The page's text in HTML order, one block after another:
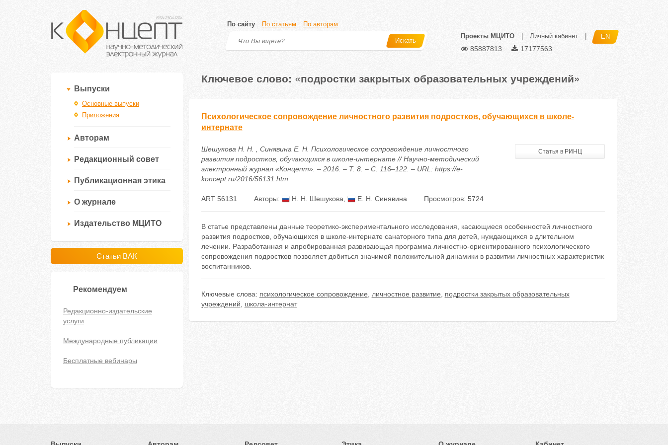
По сайту По статьям По авторам
Искать
Проекты МЦИТО Личный кабинет EN
85887813 17177563
Выпуски
Основные выпуски
Приложения
Авторам
Редакционный совет
Публикационная этика
О журнале
Издательство МЦИТО
Статьи ВАК
Рекомендуем
Редакционно-издательские
услуги
Международные публикации
Бесплатные вебинары
Ключевое слово: «подростки закрытых образовательных учреждений»
Психологическое сопровождение личностного развития подростков, обучающихся в школе-
интернате
Шешукова Н. Н. , Синявина Е. Н. Психологическое сопровождение личностного
развития подростков, обучающихся в школе-интернате // Научно-методический
электронный журнал «Концепт». – 2016. – Т. 8. – С. 116–122. – URL: https://e-
koncept.ru/2016/56131.htm
Статья в РИНЦ
ART 56131 Авторы: Н. Н. Шешукова Е. Н. Синявина Просмотров: 5724
В статье представлены данные теоретико-экспериментального исследования, касающиеся особенностей личностного
развития подростков, обучающихся в школе-интернате санаторного типа для детей, нуждающихся в длительном
лечении. Разработанная и апробированная развивающая программа личностно-ориентированного психологического
сопровождения подростков позволяет добиться значимой положительной динамики в развитии личностных характеристик
воспитанников.
Ключевые слова: психологическое сопровождение личностное развитие
подростки закрытых образовательных
учреждений
школа-интернат